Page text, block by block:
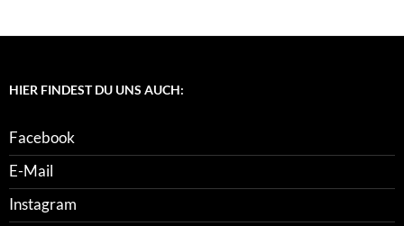
HIER FINDEST DU UNS AUCH:
Facebook
E-Mail
Instagram